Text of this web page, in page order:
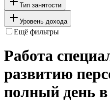
Тип занятости
Уровень дохода
Ещё фильтры
Работа
развитию
полный день